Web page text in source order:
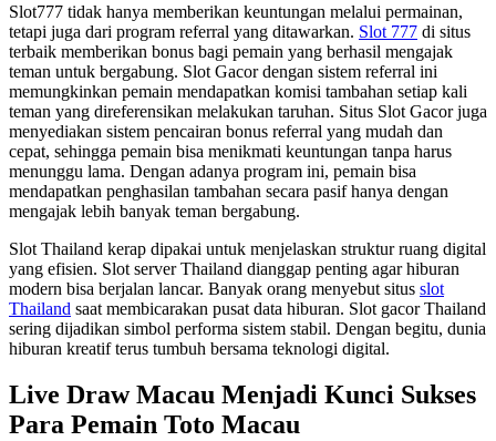
Slot777 tidak hanya memberikan keuntungan melalui permainan,
tetapi juga dari program referral yang ditawarkan. Slot 777 di situs
terbaik memberikan bonus bagi pemain yang berhasil mengajak
teman untuk bergabung. Slot Gacor dengan sistem referral ini
memungkinkan pemain mendapatkan komisi tambahan setiap kali
teman yang direferensikan melakukan taruhan. Situs Slot Gacor juga
menyediakan sistem pencairan bonus referral yang mudah dan
cepat, sehingga pemain bisa menikmati keuntungan tanpa harus
menunggu lama. Dengan adanya program ini, pemain bisa
mendapatkan penghasilan tambahan secara pasif hanya dengan
mengajak lebih banyak teman bergabung.
Slot Thailand kerap dipakai untuk menjelaskan struktur ruang digital
yang efisien. Slot server Thailand dianggap penting agar hiburan
modern bisa berjalan lancar. Banyak orang menyebut situs slot
Thailand saat membicarakan pusat data hiburan. Slot gacor Thailand
sering dijadikan simbol performa sistem stabil. Dengan begitu, dunia
hiburan kreatif terus tumbuh bersama teknologi digital.
Live Draw Macau Menjadi Kunci Sukses
Para Pemain Toto Macau